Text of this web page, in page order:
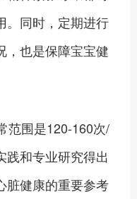
。同时，定期进行
，也是保障宝宝健
围是120-160次/
践和专业研究得出
脏健康的重要参考